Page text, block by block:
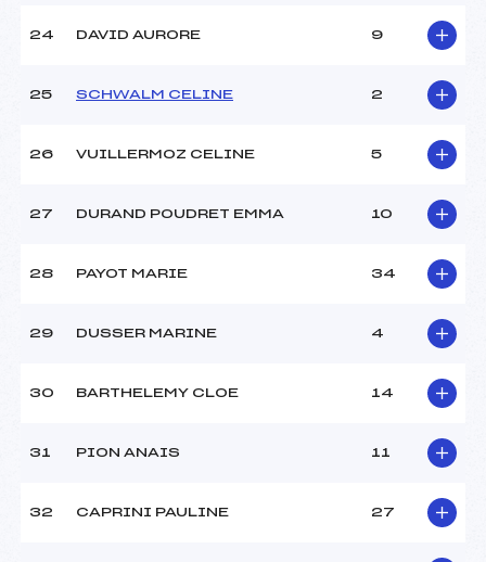
24 DAVID AURORE 9
25 SCHWALM CELINE 2
26 VUILLERMOZ CELINE 5
27 DURAND POUDRET EMMA 10
28 PAYOT MARIE 34
29 DUSSER MARINE 4
30 BARTHELEMY CLOE 14
31 PION ANAIS 11
32 CAPRINI PAULINE 27